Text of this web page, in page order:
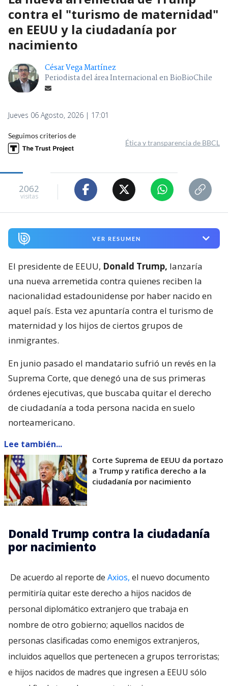
contra el "turismo de maternidad"
en EEUU y la ciudadanía por
nacimiento
César Vega Martínez
Periodista del área Internacional en BioBioChile
Jueves 06 Agosto, 2026 | 17:01
Seguimos criterios de
Ética y transparencia de BBCL
2062
visitas
VER RESUMEN
El presidente de EEUU, Donald Trump, lanzaría
una nueva arremetida contra quienes reciben la
nacionalidad estadounidense por haber nacido en
aquel país. Esta vez apuntaría contra el turismo de
maternidad y los hijos de ciertos grupos de
inmigrantes.
En junio pasado el mandatario sufrió un revés en la
Suprema Corte, que denegó una de sus primeras
órdenes ejecutivas, que buscaba quitar el derecho
de ciudadanía a toda persona nacida en suelo
norteamericano.
Lee también...
Corte Suprema de EEUU da portazo
a Trump y ratifica derecho a la
ciudadanía por nacimiento
Donald Trump contra la ciudadanía
por nacimiento
De acuerdo al reporte de Axios, el nuevo documento
permitiría quitar este derecho a hijos nacidos de
personal diplomático extranjero que trabaja en
nombre de otro gobierno; aquellos nacidos de
personas clasificadas como enemigos extranjeros,
incluidos aquellos que pertenecen a grupos terroristas;
e hijos nacidos de madres que ingresen a EEUU sólo